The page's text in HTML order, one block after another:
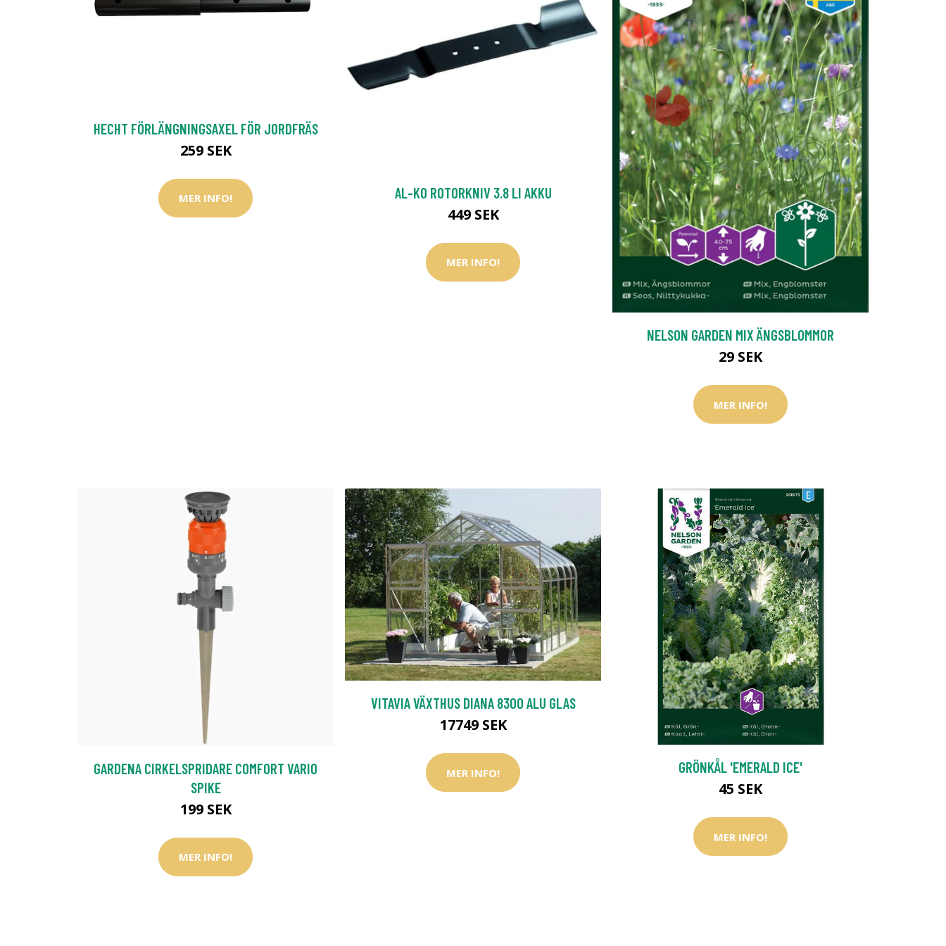
HECHT FÖRLÄNGNINGSAXEL FÖR JORDFRÄS
259 SEK
MER INFO! AL-KO ROTORKNIV 3.8 LI AKKU
449 SEK
MER INFO!
NELSON GARDEN MIX ÄNGSBLOMMOR
29 SEK
MER INFO!
GARDENA CIRKELSPRIDARE COMFORT VARIO
SPIKE
199 SEK
MER INFO!
VITAVIA VÄXTHUS DIANA 8300 ALU GLAS
17749 SEK
MER INFO! GRÖNKÅL 'EMERALD ICE'
45 SEK
MER INFO!